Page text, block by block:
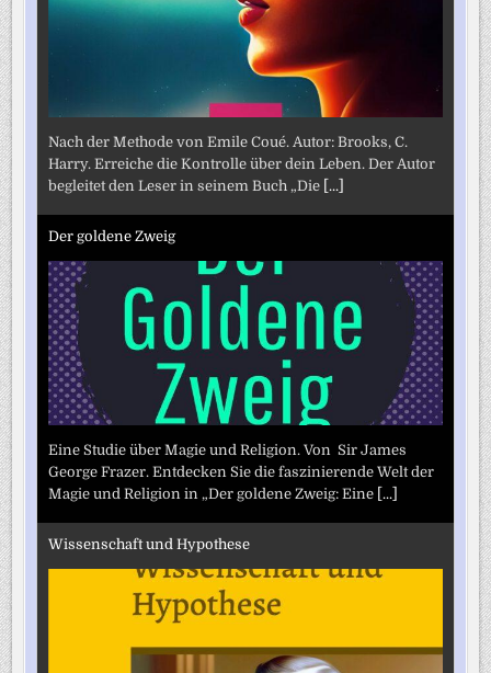
Nach der Methode von Emile Coué. Autor: Brooks, C.
Harry. Erreiche die Kontrolle über dein Leben. Der Autor
begleitet den Leser in seinem Buch „Die [...]
Der goldene Zweig
Eine Studie über Magie und Religion. Von Sir James
George Frazer. Entdecken Sie die faszinierende Welt der
Magie und Religion in „Der goldene Zweig: Eine [...]
Wissenschaft und Hypothese